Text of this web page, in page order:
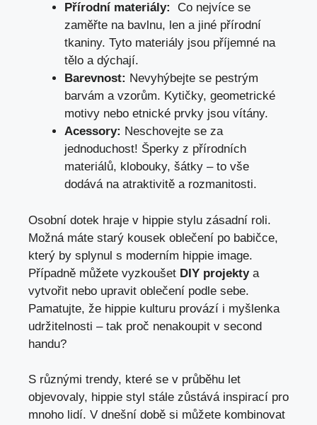
Přírodní materiály:
⁢ Co‍ nejvíce se
⁢zaměřte na ⁤bavlnu, len a jiné přírodní
⁢tkaniny. ​Tyto‌ materiály‍ jsou příjemné na
tělo a dýchají.
Barevnost: ‌Nevyhýbejte se pestrým
barvám a⁤ vzorům.‌ Kytičky, geometrické
motivy‌ nebo etnické prvky‌ jsou vítány.
Acessory: Neschovejte se za
jednoduchost! Šperky​ z přírodních
‍materiálů, klobouky, ​šátky‌ –​ to vše
dodává na atraktivitě a rozmanitosti.
Osobní dotek hraje v hippie stylu zásadní roli.
Možná máte⁣ starý ​kousek oblečení‍ po babičce,
který by ⁣splynul ‌s moderním hippie image.
Případně můžete‌ vyzkoušet DIY projektya
vytvořit nebo upravit⁤ oblečení podle sebe.
Pamatujte, že⁤ hippie kulturu provází i myšlenka
udržitelnosti ⁢– tak proč​ nenakoupit v second
handu?
S různými ⁣trendy, které‌ se v průběhu let
objevovaly, hippie ⁢styl stále zůstává inspirací pro⁤
mnoho lidí.⁢ V dnešní době si můžete kombinovat